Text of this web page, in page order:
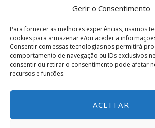
Gerir o Consentimento
Para fornecer as melhores experiências, usamos
cookies para armazenar e/ou aceder a
Consentir com essas tecnologias nos permitirá
comportamento de navegação ou IDs exclusivos
consentir ou retirar o consentimento pode afetar
recursos e funções.
ACEITAR